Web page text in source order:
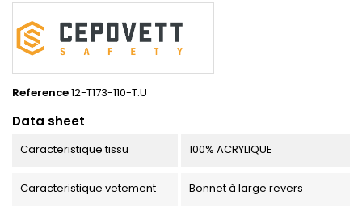
Reference12-T173-110-T.U
Data sheet
Caracteristique tissu 100% ACRYLIQUE
Caracteristique vetement Bonnet à large revers